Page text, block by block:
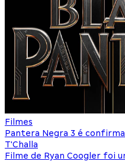
Filmes
Pantera Negra 3 é
T'Challa
Filme de Ryan Coogler foi